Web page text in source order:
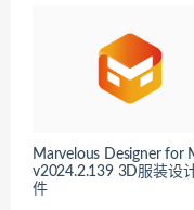
Marvelous Designer for
v2024.2.139 3D服装设
件